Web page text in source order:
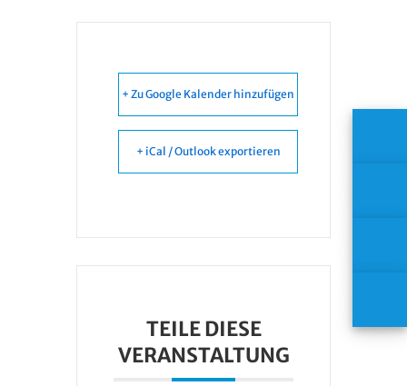
+ Zu Google Kalender hinzufügen
+ iCal / Outlook exportieren
TEILE DIESE
VERANSTALTUNG